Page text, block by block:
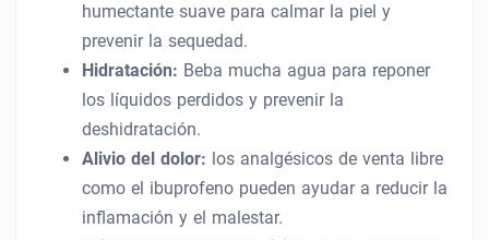
humectante suave para calmar la piel y
prevenir la sequedad.
Hidratación: Beba mucha agua para reponer
los líquidos perdidos y prevenir la
deshidratación.
Alivio del dolor: los analgésicos de venta libre
como el ibuprofeno pueden ayudar a reducir la
inflamación y el malestar.